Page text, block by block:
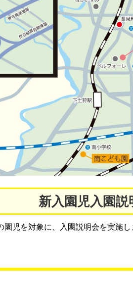
新入園児入園説
園児を対象に、入園説明会を実施